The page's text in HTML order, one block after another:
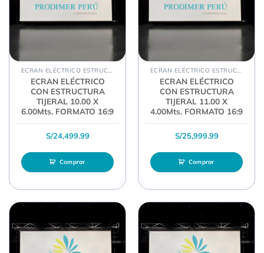
ECRAN ELÉCTRICO ESTRUCTURA TIJERAL
ECRAN ELÉCTRICO
CON ESTRUCTURA
TIJERAL 10.00 X
6.00Mts. FORMATO 16:9
S/24,499.99
Comprar
ECRAN ELÉCTRICO ESTRUCTURA TIJERAL
ECRAN ELÉCTRICO
CON ESTRUCTURA
TIJERAL 11.00 X
4.00Mts. FORMATO 16:9
S/25,999.99
Comprar